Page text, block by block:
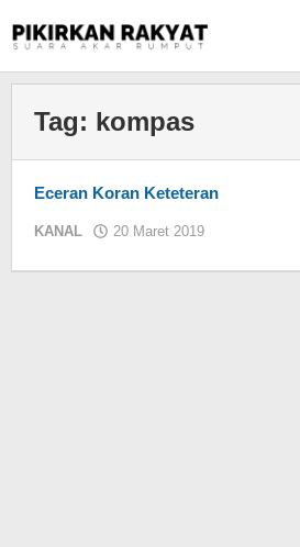
ke
Tag: kompas
Eceran Koran Keteteran
KANAL 20 Maret 2019